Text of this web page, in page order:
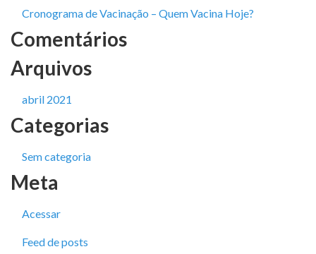
Cronograma de Vacinação – Quem Vacina Hoje?
Comentários
Arquivos
abril 2021
Categorias
Sem categoria
Meta
Acessar
Feed de posts